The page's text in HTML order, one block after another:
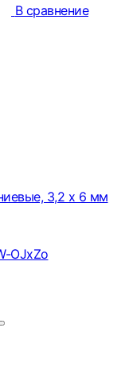
В сравнение
3,2 х 6 мм
OJxZo